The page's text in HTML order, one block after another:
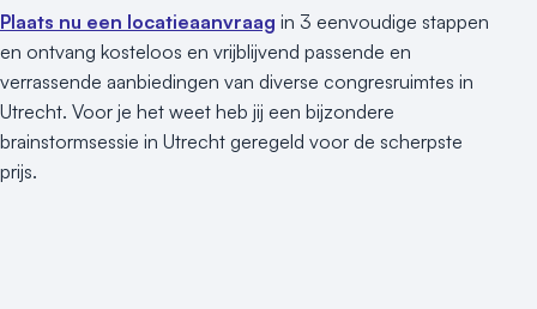
Plaats nu een locatieaanvraag in 3 eenvoudige stappen
en ontvang kosteloos en vrijblijvend passende en
verrassende aanbiedingen van diverse congresruimtes in
Utrecht. Voor je het weet heb jij een bijzondere
brainstormsessie in Utrecht geregeld voor de scherpste
prijs.